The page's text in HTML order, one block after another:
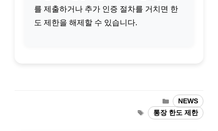
를 제출하거나 추가 인증 절차를 거치면 한
도 제한을 해제할 수 있습니다.
카
테
고
NEWS
태
그
통장 한도 제한